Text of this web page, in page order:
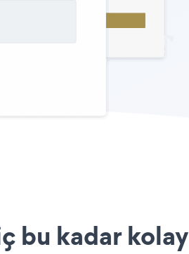
bu kadar kolay